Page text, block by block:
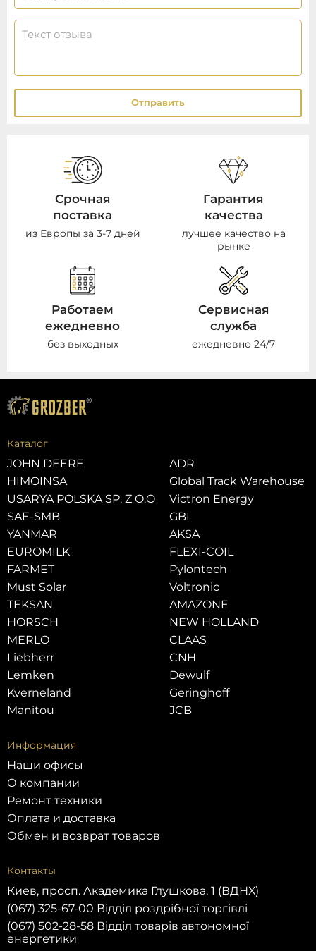
Отправить
Срочная
поставка
из Европы за 3-7 дней
Гарантия
качества
лучшее качество на
рынке
Работаем
ежедневно
без выходных
Сервисная
служба
ежедневно 24/7
Каталог
JOHN DEERE
HIMOINSA
USARYA POLSKA SP. Z O.O
SAE-SMB
YANMAR
EUROMILK
FARMET
Must Solar
TEKSAN
HORSCH
MERLO
Liebherr
Lemken
Kverneland
Manitou
ADR
Global Track Warehouse
Victron Energy
GBI
AKSA
FLEXI-COIL
Pylontech
Voltronic
AMAZONE
NEW HOLLAND
CLAAS
CNH
Dewulf
Geringhoff
JCB
Информация
Наши офисы
О компании
Ремонт техники
Оплата и доставка
Обмен и возврат товаров
Контакты
Киев, просп. Академика Глушкова, 1 (ВДНХ)
(067) 325-67-00 Відділ роздрібної торгівлі
(067) 502-28-58 Відділ товарів автономної
енергетики